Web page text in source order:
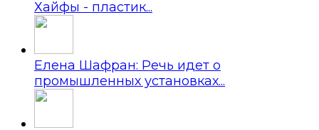
Хайфы - пластик...
Елена Шафран: Речь идет о
промышленных установках...